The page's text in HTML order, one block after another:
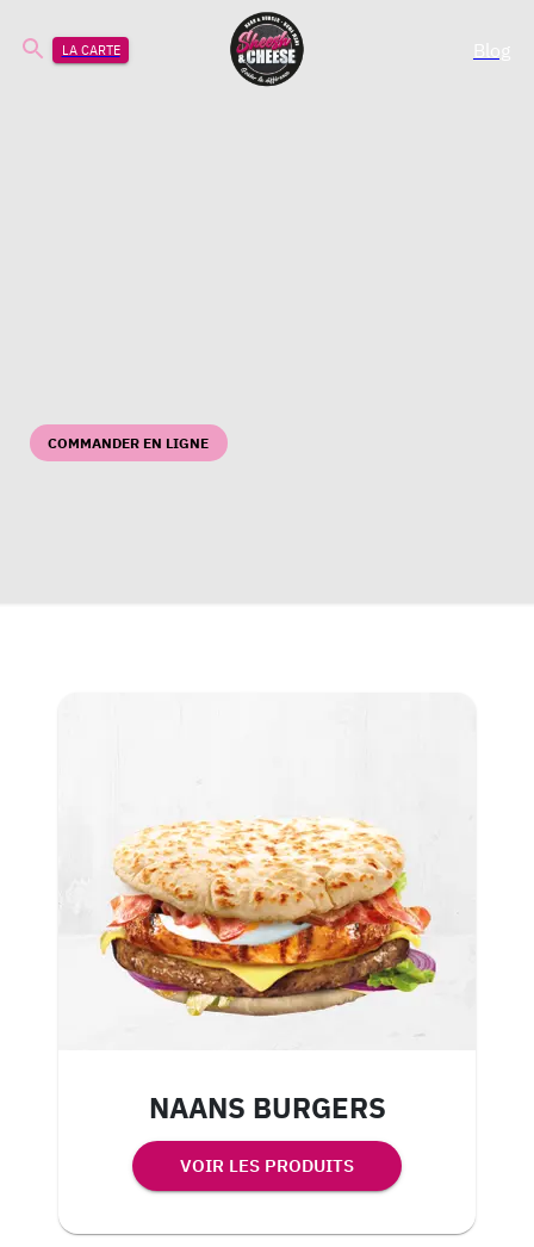
LA CARTE Blog
COMMANDER EN LIGNE
NAANS BURGERS
VOIR LES PRODUITS